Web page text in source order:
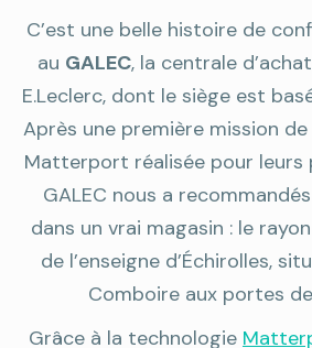
C’est une belle histoire de
au GALEC, la centrale
E.Leclerc, dont le siège est
Après une première mission
Matterport réalisée pour leurs
GALEC nous a
dans un vrai magasin : le rayon
de l’enseigne d’Échirolles,
Comboire aux portes
Grâce à la technologie